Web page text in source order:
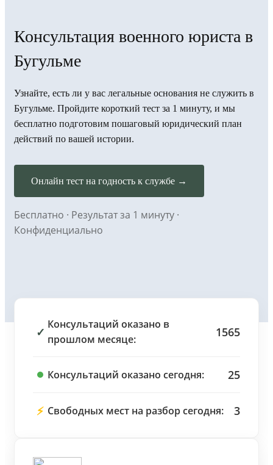
Консультация военного юриста в
Бугульме
Узнайте, есть ли у вас легальные основания не служить в
Бугульме. Пройдите короткий тест за 1 минуту, и мы
бесплатно подготовим пошаговый юридический план
действий по вашей истории.
Онлайн тест на годность к службе →
Бесплатно · Результат за 1 минуту ·
Конфиденциально
✓
Консультаций оказано в
прошлом месяце:
1565
Консультаций оказано сегодня: 25
⚡ Свободных мест на разбор сегодня: 3